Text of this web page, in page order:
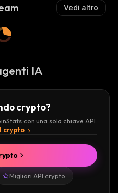
Vedi altro
IA
crypto?
con una sola chiave API.
crypto
Migliori API crypto